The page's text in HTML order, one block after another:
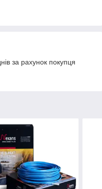
за рахунок покупця